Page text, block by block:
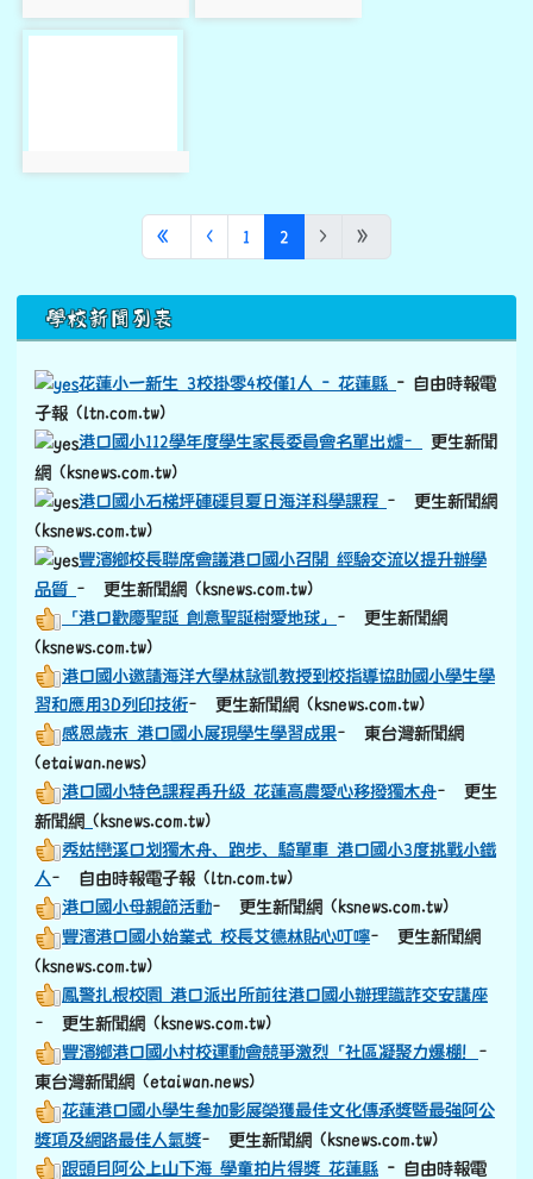
photo:2342
photo:2343
photo:2344
« 第一頁
‹上一頁
1 2 (目前頁次)
› »
下中區域內容
學校新聞列表
花蓮小一新生 3校掛零4校僅1人 - 花蓮縣 - 自由時報電
子報 (ltn.com.tw)
港口國小112學年度學生家長委員會名單出爐–
更生新聞
網 (ksnews.com.tw)
港口國小石梯坪硨磲貝夏日海洋科學課程 – 更生新聞網
(ksnews.com.tw)
豐濱鄉校長聯席會議港口國小召開 經驗交流以提升辦學
品質 – 更生新聞網 (ksnews.com.tw)
「港口歡慶聖誕 創意聖誕樹愛地球」 – 更生新聞網
(ksnews.com.tw)
港口國小邀請海洋大學林詠凱教授到校指導協助國小學生學
習和應用3D列印技術– 更生新聞網 (ksnews.com.tw)
感恩歲末 港口國小展現學生學習成果– 東台灣新聞網
(etaiwan.news)
港口國小特色課程再升級 花蓮高農愛心移撥獨木舟– 更生
新聞網 link to https://old.ksnews.com.tw/v2024052007/
(ksnews.com.tw)
秀姑巒溪口划獨木舟、跑步、騎單車 港口國小3度挑戰小鐵
人– 自由時報電子報 (ltn.com.tw)
港口國小母親節活動– 更生新聞網 (ksnews.com.tw)
豐濱港口國小始業式 校長艾德林貼心叮嚀– 更生新聞網
(ksnews.com.tw)
鳳警扎根校園 港口派出所前往港口國小辦理識詐交安講座
– 更生新聞網 (ksnews.com.tw)
豐濱鄉港口國小村校運動會競爭激烈「社區凝聚力爆棚！ –
東台灣新聞網 (etaiwan.news)
花蓮港口國小學生參加影展榮獲最佳文化傳承獎暨最強阿公
獎項及網路最佳人氣獎– 更生新聞網 (ksnews.com.tw)
跟頭目阿公上山下海 學童拍片得獎 花蓮縣 - 自由時報電